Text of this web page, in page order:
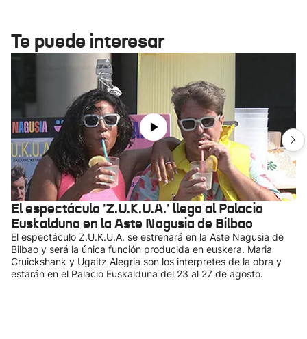
Te puede interesar
El espectáculo 'Z.U.K.U.A.' llega al Palacio
Euskalduna en la Aste Nagusia de Bilbao
El espectáculo Z.U.K.U.A. se estrenará en la Aste Nagusia de
Bilbao y será la única función producida en euskera. Maria
Cruickshank y Ugaitz Alegria son los intérpretes de la obra y
estarán en el Palacio Euskalduna del 23 al 27 de agosto.